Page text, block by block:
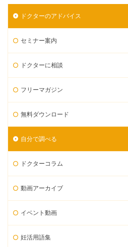
ドクターのアドバイス
セミナー案内
ドクターに相談
フリーマガジン
無料ダウンロード
自分で調べる
ドクターコラム
動画アーカイブ
イベント動画
妊活用語集